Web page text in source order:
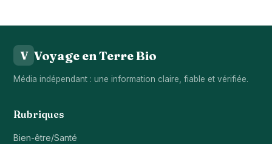
V Voyage en Terre Bio
Média indépendant : une information claire, fiable et vérifiée.
Rubriques
Bien-être/Santé